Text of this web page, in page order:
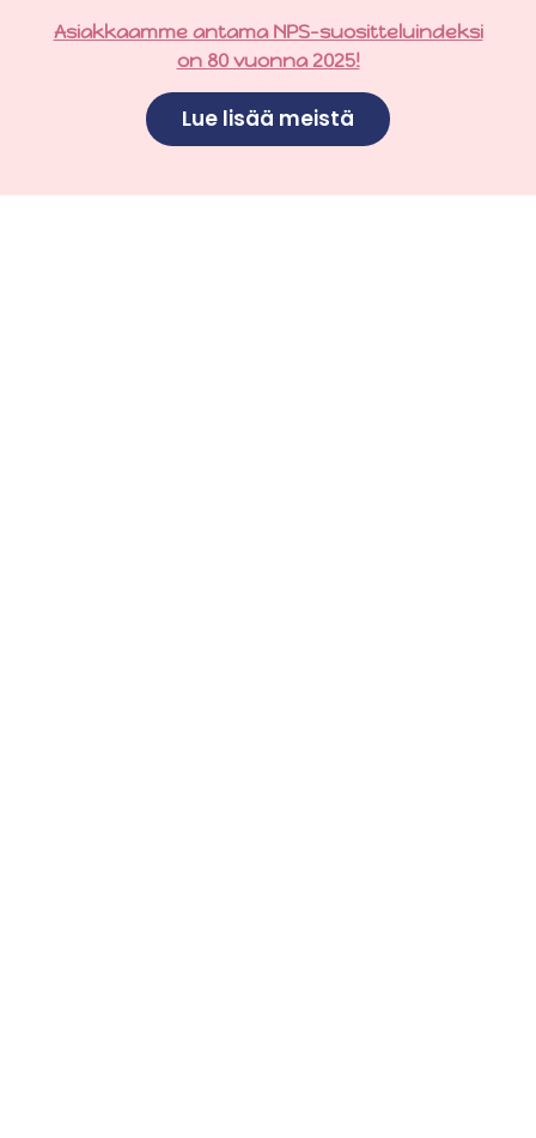
Asiakkaamme antama NPS-suositteluindeksi
on 80 vuonna 2025!
Lue lisää meistä